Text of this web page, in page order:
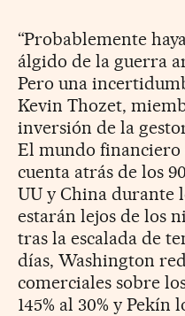
“Probablemente
álgido de la guerra
Pero una
Kevin Thozet,
inversión de la
El mundo financiero
cuenta atrás de los
UU y China durante
estarán lejos de los
tras la escalada de
días, Washington
comerciales sobre
145% al 30% y Pekín